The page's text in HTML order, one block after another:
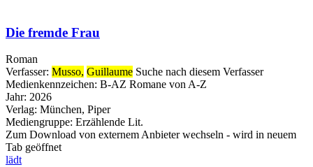
Die fremde Frau
Roman
Verfasser: Musso, Guillaume Suche nach diesem Verfasser
Medienkennzeichen: B-AZ Romane von A-Z
Jahr: 2026
Verlag: München, Piper
Mediengruppe: Erzählende Lit.
Zum Download von externem Anbieter wechseln - wird in neuem
Tab geöffnet
lädt